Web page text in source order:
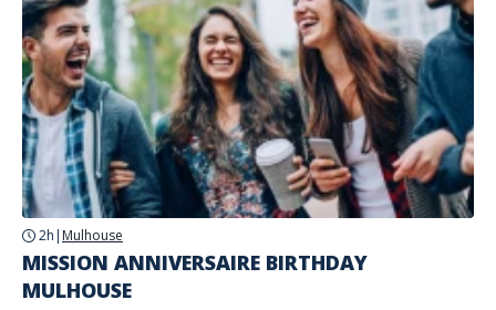
2h | Mulhouse
MISSION ANNIVERSAIRE BIRTHDAY
MULHOUSE